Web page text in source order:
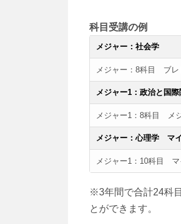
科目受講の例
メジャー：社会学
メジャー：8科目 ブレ
メジャー1：政治と国
メジャー1：8科目 メ
メジャー：心理学 マ
メジャー1：10科目 マ
※3年間で合計24科
とができます。